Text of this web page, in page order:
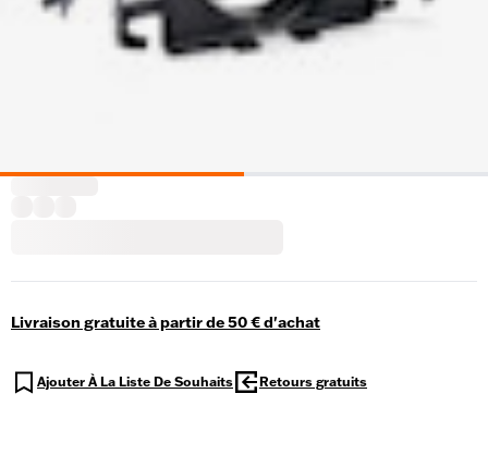
Livraison gratuite à partir de 50 € d'achat
Ajouter À La Liste De Souhaits Retours gratuits